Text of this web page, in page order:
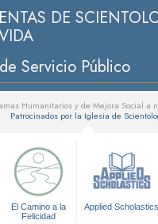
DE
Servicio Público
Humanitarios y de Mejora Social a
Patrocinados por la Iglesia de
El Camino a la
Felicidad
Applied Scholastics